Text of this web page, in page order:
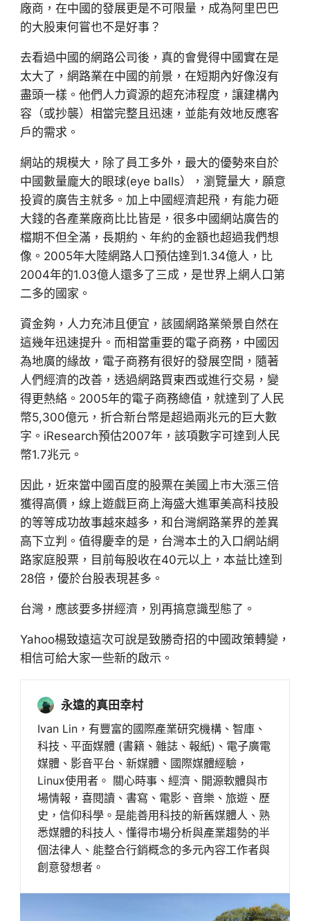
廠商，在中國的發展更是不可限量，成為阿里巴巴
的大股東何嘗也不是好事？
去看過中國的網路公司後，真的會覺得中國實在是
太大了，網路業在中國的前景，在短期內好像沒有
盡頭一樣。他們人力資源的超充沛程度，讓建構內
容（或抄襲）相當完整且迅速，並能有效地反應客
戶的需求。
網站的規模大，除了員工多外，最大的優勢來自於
中國數量龐大的眼球(eye balls），瀏覽量大，願意
投資的廣告主就多。加上中國經濟起飛，有能力砸
大錢的各產業廠商比比皆是，很多中國網站廣告的
檔期不但全滿，長期約、年約的金額也超過我們想
像。2005年大陸網路人口預估達到1.34億人，比
2004年的1.03億人還多了三成，是世界上網人口第
二多的國家。
資金夠，人力充沛且便宜，該國網路業榮景自然在
這幾年迅速提升。而相當重要的電子商務，中國因
為地廣的緣故，電子商務有很好的發展空間，隨著
人們經濟的改善，透過網路買東西或進行交易，變
得更熱絡。2005年的電子商務總值，就達到了人民
幣5,300億元，折合新台幣是超過兩兆元的巨大數
字。iResearch預估2007年，該項數字可達到人民
幣1.7兆元。
因此，近來當中國百度的股票在美國上市大漲三倍
獲得高價，線上遊戲巨商上海盛大進軍美高科技股
的等等成功故事越來越多，和台灣網路業界的差異
高下立判。值得慶幸的是，台灣本土的入口網站網
路家庭股票，目前每股收在40元以上，本益比達到
28倍，優於台股表現甚多。
台灣，應該要多拼經濟，別再搞意識型態了。
Yahoo楊致遠這次可說是致勝奇招的中國政策轉變，
相信可給大家一些新的啟示。
永遠的真田幸村
Ivan Lin，有豐富的國際產業研究機構、智庫、
科技、平面媒體 (書籍、雜誌、報紙)、電子廣電
媒體、影音平台、新媒體、國際媒體經驗，
Linux使用者。 關心時事、經濟、開源軟體與市
場情報，喜閱讀、書寫、電影、音樂、旅遊、歷
史，信仰科學。是能善用科技的新舊媒體人、熟
悉媒體的科技人、懂得市場分析與產業趨勢的半
個法律人、能整合行銷概念的多元內容工作者與
創意發想者。